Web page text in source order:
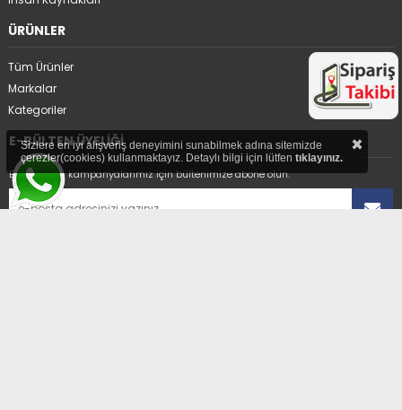
ÜRÜNLER
Tüm Ürünler
Markalar
Kategoriler
E-BÜLTEN ÜYELİĞİ
En avantajlı kampanyalarımız için bültenimize abone olun.
Sizlere en iyi alışveriş deneyimini sunabilmek adına sitemizde
çerezler(cookies) kullanmaktayız. Detaylı bilgi için lütfen tıklayınız. ×